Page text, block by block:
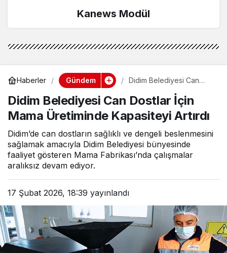
Kanews Modül
Haberler Gündem
Didim Belediyesi Can
Üretiminde Kapasiteyi
Artırdı
Didim Belediyesi Can Dostlar İçin
Mama Üretiminde Kapasiteyi Artırdı
Didim’de can dostların sağlıklı ve dengeli beslenmesini
sağlamak amacıyla Didim Belediyesi bünyesinde
faaliyet gösteren Mama Fabrikası’nda çalışmalar
aralıksız devam ediyor.
17 Şubat 2026, 18:39 yayınlandı